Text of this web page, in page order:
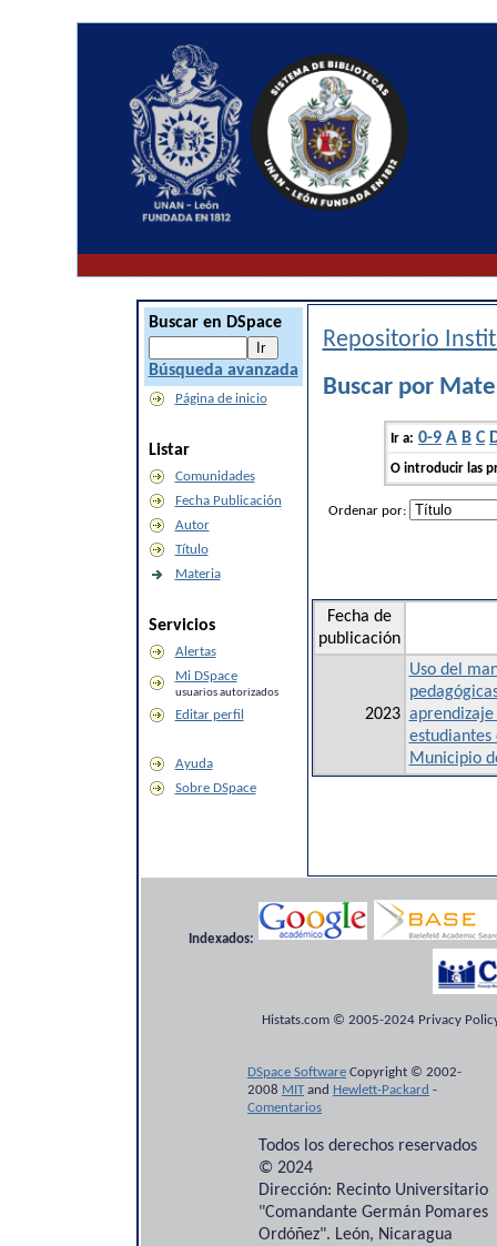
Buscar en DSpace
Búsqueda avanzada
Página de inicio
Listar
Comunidades
Fecha Publicación
Autor
Título
Materia
Servicios
Alertas
Mi DSpace
usuarios autorizados
Editar perfil
Ayuda
Sobre DSpace
Repositorio
Buscar por
Ir a: 0-9 A B C
O introducir las
Ordenar por:
Fecha de
publicación
2023
Uso del
estudiantes
Municipio
Indexados:
Histats.com © 2005-2024 Privacy
DSpace Software Copyright © 2002-
2008 MITand Hewlett-Packard -
Comentarios
Todos los derechos reservados
© 2024
Dirección: Recinto Universitario
"Comandante Germán Pomares
Ordóñez". León, Nicaragua